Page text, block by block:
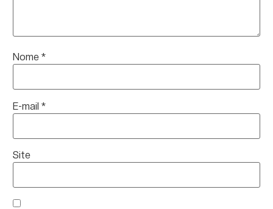
Nome *
E-mail *
Site